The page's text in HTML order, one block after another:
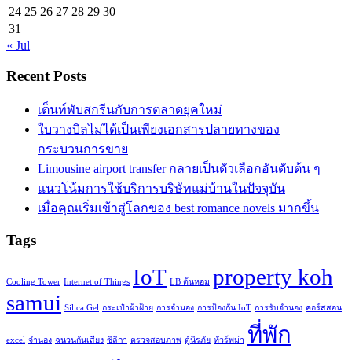
24 25 26 27 28 29 30
31
« Jul
Recent Posts
เต็นท์พับสกรีนกับการตลาดยุคใหม่
ใบวางบิลไม่ได้เป็นเพียงเอกสารปลายทางของ
กระบวนการขาย
Limousine airport transfer กลายเป็นตัวเลือกอันดับต้น ๆ
แนวโน้มการใช้บริการบริษัทแม่บ้านในปัจจุบัน
เมื่อคุณเริ่มเข้าสู่โลกของ best romance novels มากขึ้น
Tags
Cooling Tower Internet of Things IoT LB ต้นหอม property koh
samui Silica Gel กระเป๋าผ้าฝ้าย การจำนอง การป้องกัน IoT การรับจำนอง คอร์สสอน
excel จำนอง ฉนวนกันเสียง ซิลิกา ตรวจสอบภาพ ตู้นิรภัย ทัวร์พม่า ที่พัก